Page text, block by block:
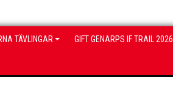
TÄVLINGAR GIFT GENARPS IF TRAIL 2026